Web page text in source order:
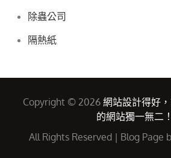
除蟲公司
隔熱紙
Copyright © 2026 網站設計得好
的網站獨一無二！
All Rights Reserved | Blog Page